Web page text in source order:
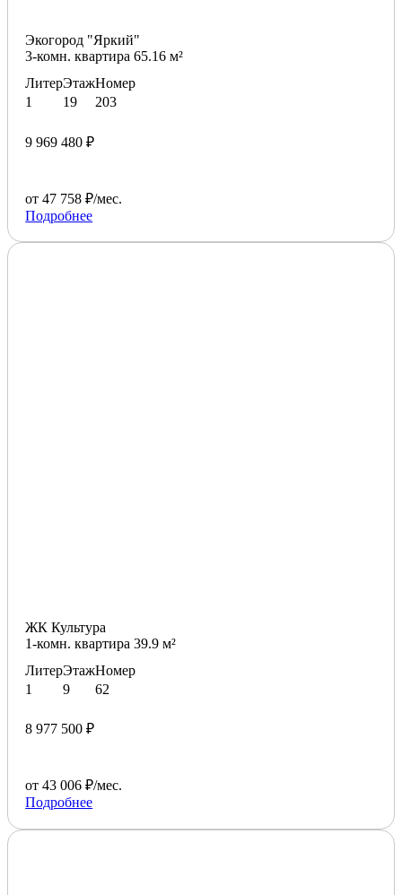
Экогород "Яркий"
3-комн. квартира 65.16 м²
Литер
1
Этаж
19
Номер
203
9 969 480 ₽
от 47 758 ₽/мес.
Подробнее
ЖК Культура
1-комн. квартира 39.9 м²
Литер
1
Этаж
9
Номер
62
8 977 500 ₽
от 43 006 ₽/мес.
Подробнее